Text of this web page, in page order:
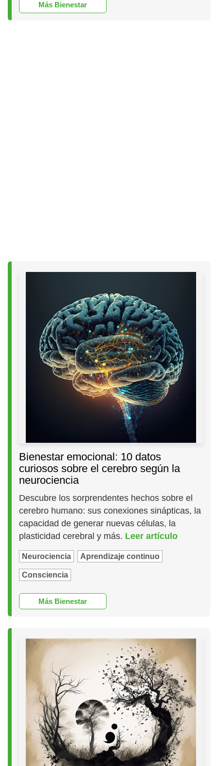
Más Bienestar
Bienestar emocional: 10 datos
curiosos sobre el cerebro según la
neurociencia
Descubre los sorprendentes hechos sobre el
cerebro humano: sus conexiones sinápticas, la
capacidad de generar nuevas células, la
plasticidad cerebral y más. Leer artículo
Neurociencia Aprendizaje continuo
Consciencia
Más Bienestar